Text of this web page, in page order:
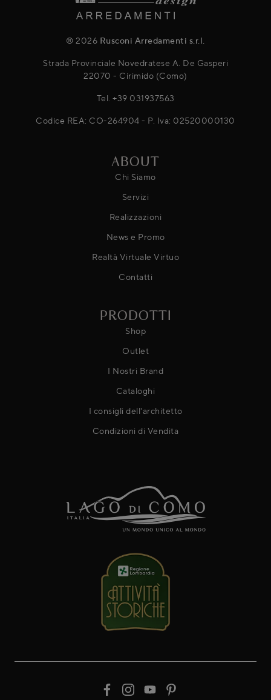
® 2026 Rusconi Arredamenti s.r.l.
Strada Provinciale Novedratese A. De Gasperi
22070 - Cirimido (Como)
Tel. +39 031937563
Codice REA: CO-264904 - P. Iva: 02520000130
ABOUT
Chi Siamo
Servizi
Realizzazioni
News e Promo
Realtà Virtuale Virtuo
Contatti
PRODOTTI
Shop
Outlet
I Nostri Brand
Cataloghi
I consigli dell'architetto
Condizioni di Vendita